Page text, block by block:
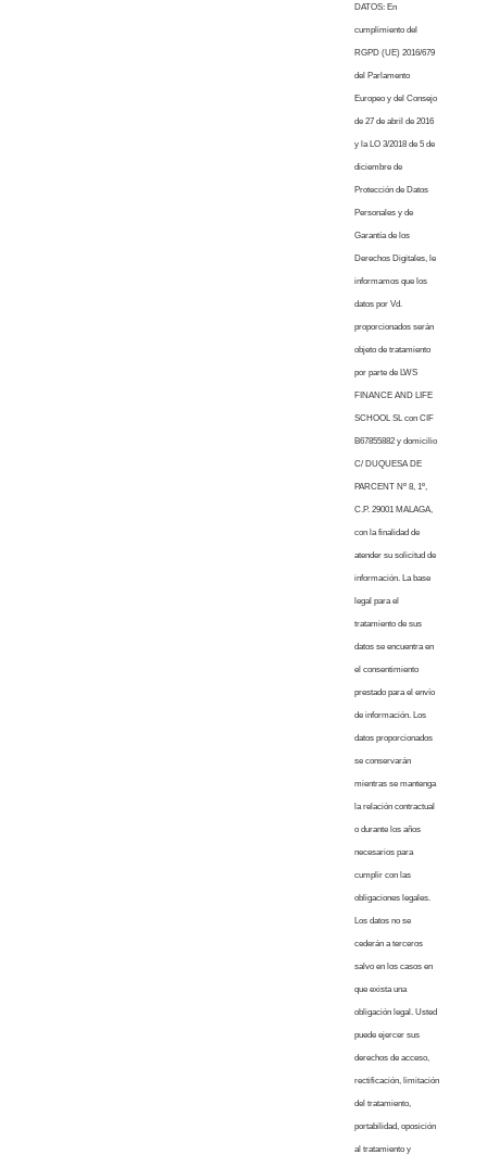
DATOS: En
cumplimiento del
RGPD (UE) 2016/679
del Parlamento
Europeo y del Consejo
de 27 de abril de 2016
y la LO 3/2018 de 5 de
diciembre de
Protección de Datos
Personales y de
Garantía de los
Derechos Digitales, le
informamos que los
datos por Vd.
proporcionados serán
objeto de tratamiento
por parte de LWS
FINANCE AND LIFE
SCHOOL SL con CIF
B67855882 y domicilio
C/ DUQUESA DE
PARCENT Nº 8, 1º,
C.P. 29001 MALAGA,
con la finalidad de
atender su solicitud de
información. La base
legal para el
tratamiento de sus
datos se encuentra en
el consentimiento
prestado para el envío
de información. Los
datos proporcionados
se conservarán
mientras se mantenga
la relación contractual
o durante los años
necesarios para
cumplir con las
obligaciones legales.
Los datos no se
cederán a terceros
salvo en los casos en
que exista una
obligación legal. Usted
puede ejercer sus
derechos de acceso,
rectificación, limitación
del tratamiento,
portabilidad, oposición
al tratamiento y